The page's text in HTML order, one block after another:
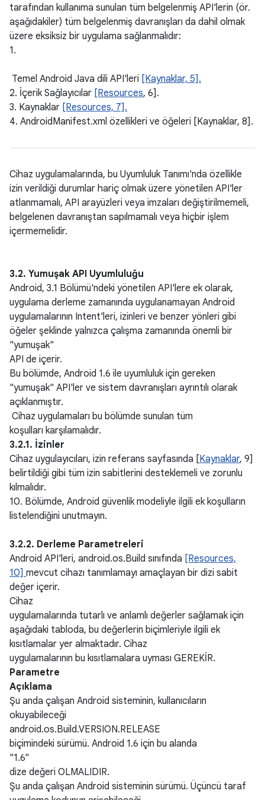
tarafından kullanıma sunulan tüm belgelenmiş API'lerin (ör.
aşağıdakiler) tüm belgelenmiş davranışları da dahil olmak
üzere eksiksiz bir uygulama sağlanmalıdır:
1.
Temel Android Java dili API'leri [Kaynaklar, 5].
2. İçerik Sağlayıcılar [Resources, 6].
3. Kaynaklar [Resources, 7].
4. AndroidManifest.xml özellikleri ve öğeleri [Kaynaklar, 8].
Cihaz uygulamalarında, bu Uyumluluk Tanımı'nda özellikle
izin verildiği durumlar hariç olmak üzere yönetilen API'ler
atlanmamalı, API arayüzleri veya imzaları değiştirilmemeli,
belgelenen davranıştan sapılmamalı veya hiçbir işlem
içermemelidir.
3.2. Yumuşak API Uyumluluğu
Android, 3.1 Bölümü'ndeki yönetilen API'lere ek olarak,
uygulama derleme zamanında uygulanamayan Android
uygulamalarının Intent'leri, izinleri ve benzer yönleri gibi
öğeler şeklinde yalnızca çalışma zamanında önemli bir
"yumuşak"
API de içerir.
Bu bölümde, Android 1.6 ile uyumluluk için gereken
"yumuşak" API'ler ve sistem davranışları ayrıntılı olarak
açıklanmıştır.
Cihaz uygulamaları bu bölümde sunulan tüm
koşulları karşılamalıdır.
3.2.1. İzinler
Cihaz uygulayıcıları, izin referans sayfasında [Kaynaklar, 9]
belirtildiği gibi tüm izin sabitlerini desteklemeli ve zorunlu
kılmalıdır.
10. Bölümde, Android güvenlik modeliyle ilgili ek koşulların
listelendiğini unutmayın.
3.2.2. Derleme Parametreleri
Android API'leri, android.os.Build sınıfında [Resources,
10] mevcut cihazı tanımlamayı amaçlayan bir dizi sabit
değer içerir.
Cihaz
uygulamalarında tutarlı ve anlamlı değerler sağlamak için
aşağıdaki tabloda, bu değerlerin biçimleriyle ilgili ek
kısıtlamalar yer almaktadır. Cihaz
uygulamalarının bu kısıtlamalara uyması GEREKİR.
Parametre
Açıklama
Şu anda çalışan Android sisteminin, kullanıcıların
okuyabileceği
android.os.Build.VERSION.RELEASE
biçimindeki sürümü. Android 1.6 için bu alanda
"1.6"
dize değeri OLMALIDIR.
Şu anda çalışan Android sisteminin sürümü. Üçüncü taraf